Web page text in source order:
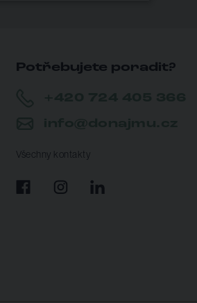
Potřebujete poradit?
Všechny kontakty